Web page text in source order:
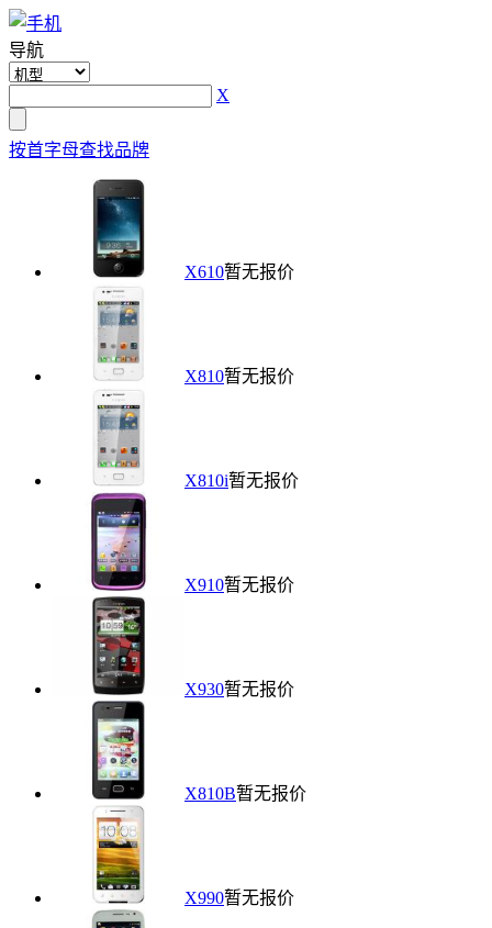
导航
X
按首字母查找品牌
X610暂无报价
X810暂无报价
X810i暂无报价
X910暂无报价
X930暂无报价
X810B暂无报价
X990暂无报价